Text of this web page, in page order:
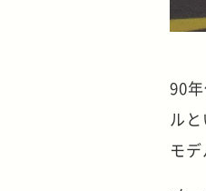
90
ル
モ